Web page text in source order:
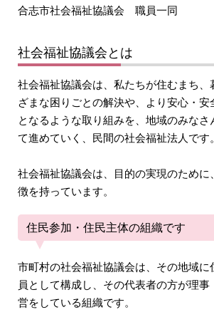
合志市社会福祉協議会 職員一同
社会福祉協議会とは
社会福祉協議会は、私たちが住むまち、
ざまな困りごとの解決や、より安心・安
となるような取り組みを、地域のみなさ
て進めていく、民間の社会福祉法人です。
社会福祉協議会は、目的の実現のために
徴を持っています。
住民参加・住民主体の組織です
市町村の社会福祉協議会は、その地域に
員として構成し、その代表者の方が理事
営をしている組織です。